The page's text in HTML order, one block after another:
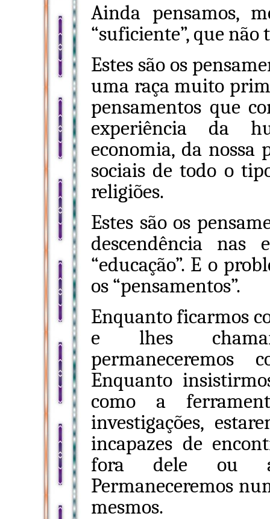
Ainda pensamos,
“suficiente”, que não
Estes são os
uma raça muito
pensamentos que
experiência da
economia, da nossa
sociais de todo o
religiões.
Estes são os
descendência nas
“educação”. E o
os “pensamentos”.
Enquanto ficarmos
e lhes
permaneceremos
Enquanto
como a
investigações,
incapazes de
fora dele ou as
Permaneceremos
mesmos.